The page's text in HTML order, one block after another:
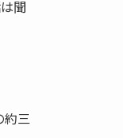
聞
約三